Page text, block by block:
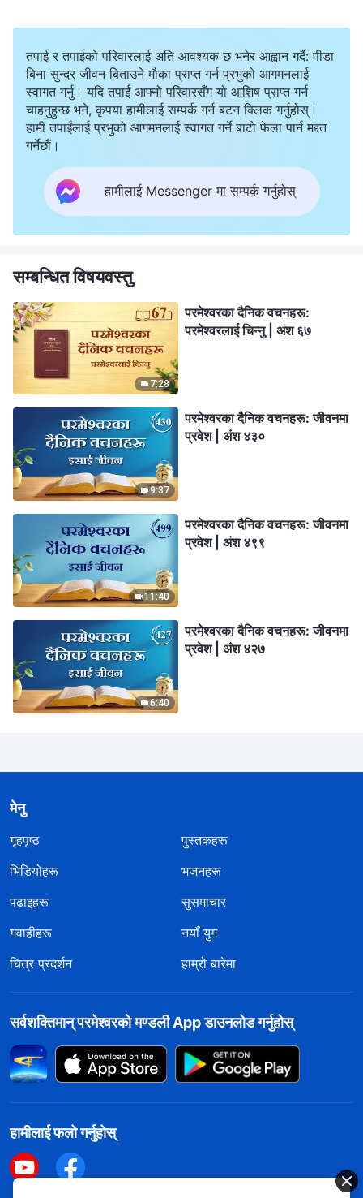
तपाई र तपाईको परिवारलाई अति आवश्यक छ भनेर आह्वान गर्दै: पीडा
बिना सुन्दर जीवन बिताउने मौका प्राप्त गर्न प्रभुको आगमनलाई
स्वागत गर्नु। यदि तपाईं आफ्नो परिवारसँग यो आशिष प्राप्त गर्न
चाहनुहुन्छ भने, कृपया हामीलाई सम्पर्क गर्न बटन क्लिक गर्नुहोस्।
हामी तपाईंलाई प्रभुको आगमनलाई स्वागत गर्ने बाटो फेला पार्न मद्दत
गर्नेछौं।
हामीलाई Messenger मा सम्पर्क गर्नुहोस्
सम्बन्धित विषयवस्तु
7:28
परमेश्‍वरका दैनिक वचनहरू:
परमेश्‍वरलाई चिन्‍नु | अंश ६७
9:37
परमेश्‍वरका दैनिक वचनहरू: जीवनमा
प्रवेश | अंश ४३०
11:40
परमेश्‍वरका दैनिक वचनहरू: जीवनमा
प्रवेश | अंश ४९९
6:40
परमेश्‍वरका दैनिक वचनहरू: जीवनमा
प्रवेश | अंश ४२७
मेनु
गृहपृष्ठ
पुस्तकहरू
भिडियोहरू
भजनहरू
पढाइहरू
सुसमाचार
गवाहीहरू
नयाँ युग
चित्र प्रदर्शन
हाम्रो बारेमा
सर्वशक्तिमान्‌ परमेश्‍वरको मण्डली App डाउनलोड गर्नुहोस्
हामीलाई फलो गर्नुहोस्